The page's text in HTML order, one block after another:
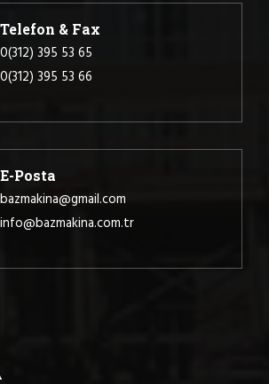
Telefon & Fax
0(312) 395 53 65
0(312) 395 53 66
E-Posta
bazmakina@gmail.com
info@bazmakina.com.tr